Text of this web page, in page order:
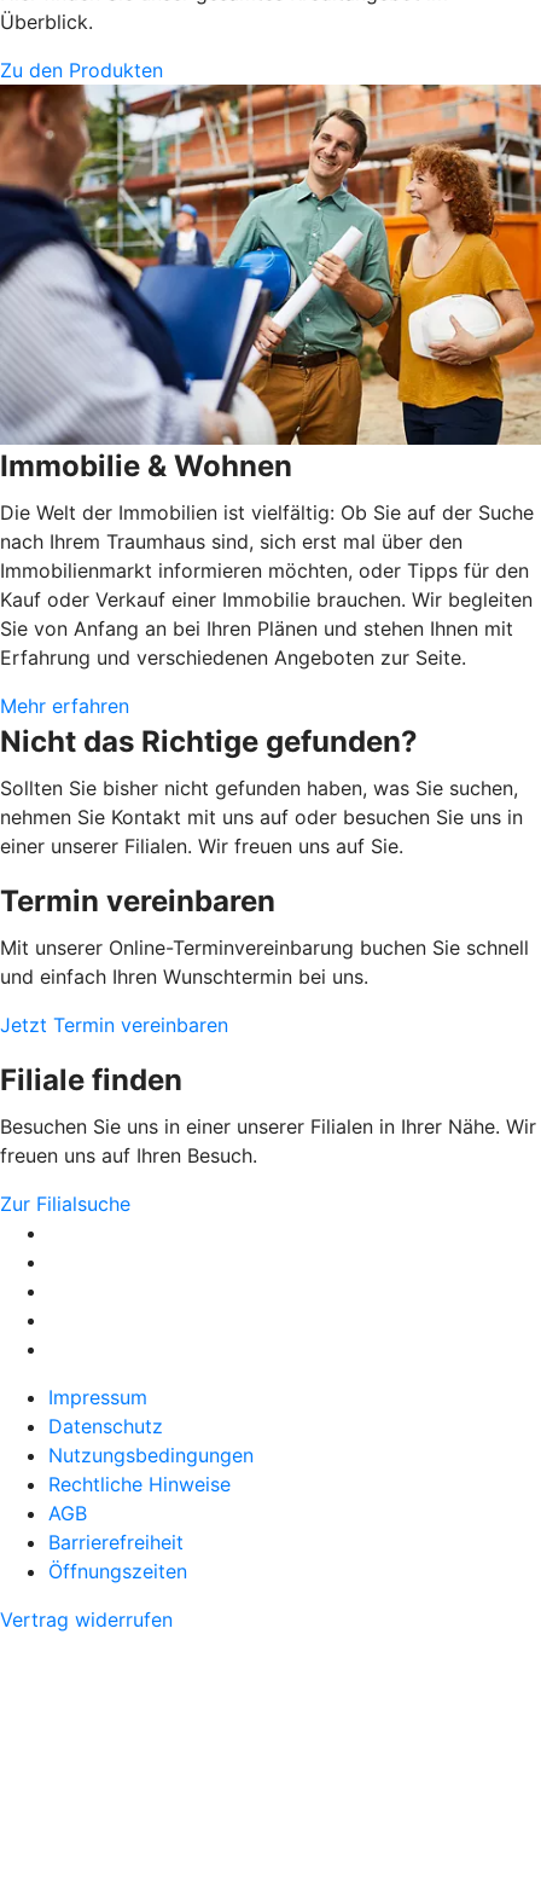
Überblick.
Zu den Produkten
Immobilie & Wohnen
Die Welt der Immobilien ist vielfältig: Ob Sie auf der Suche
nach Ihrem Traumhaus sind, sich erst mal über den
Immobilienmarkt informieren möchten, oder Tipps für den
Kauf oder Verkauf einer Immobilie brauchen. Wir begleiten
Sie von Anfang an bei Ihren Plänen und stehen Ihnen mit
Erfahrung und verschiedenen Angeboten zur Seite.
Mehr erfahren
Nicht das Richtige gefunden?
Sollten Sie bisher nicht gefunden haben, was Sie suchen,
nehmen Sie Kontakt mit uns auf oder besuchen Sie uns in
einer unserer Filialen. Wir freuen uns auf Sie.
Termin vereinbaren
Mit unserer Online-Terminvereinbarung buchen Sie schnell
und einfach Ihren Wunschtermin bei uns.
Jetzt Termin vereinbaren
Filiale finden
Besuchen Sie uns in einer unserer Filialen in Ihrer Nähe. Wir
freuen uns auf Ihren Besuch.
Zur Filialsuche
Impressum
Datenschutz
Nutzungsbedingungen
Rechtliche Hinweise
AGB
Barrierefreiheit
Öffnungszeiten
Vertrag widerrufen